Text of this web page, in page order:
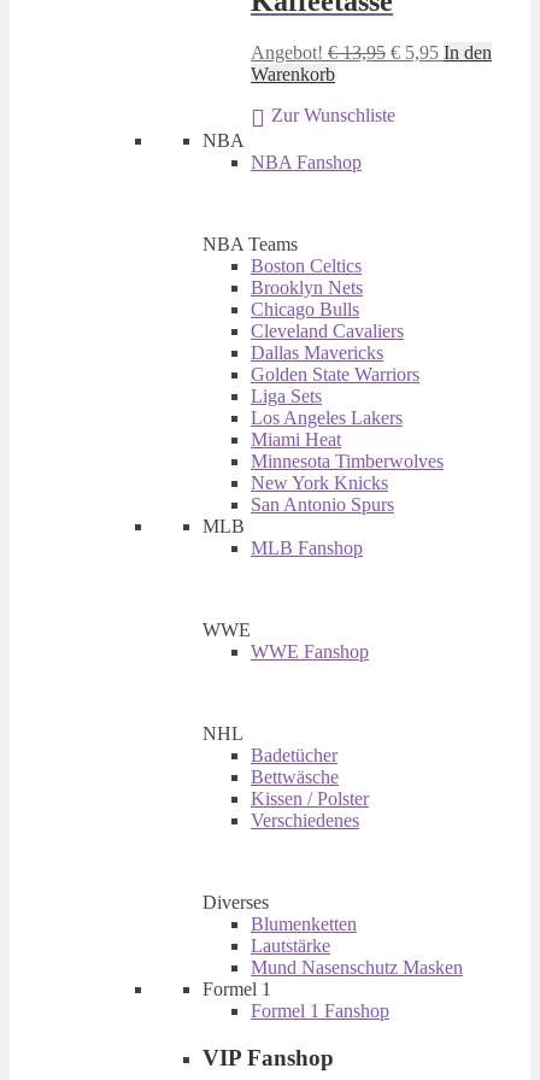
Angebot! €13,95 Ursprünglicher
€ 13,95
€ 5,95Aktueller
In den
Warenkorb
Zur Wunschliste
NBA
NBA Fanshop
NBA Teams
Boston Celtics
Brooklyn Nets
Chicago Bulls
Cleveland Cavaliers
Dallas Mavericks
Golden State Warriors
Liga Sets
Los Angeles Lakers
Miami Heat
Minnesota Timberwolves
New York Knicks
San Antonio Spurs
MLB
MLB Fanshop
WWE
WWE Fanshop
NHL
Badetücher
Bettwäsche
Kissen / Polster
Verschiedenes
Diverses
Blumenketten
Lautstärke
Mund Nasenschutz Masken
Formel 1
Formel 1 Fanshop
VIP Fanshop